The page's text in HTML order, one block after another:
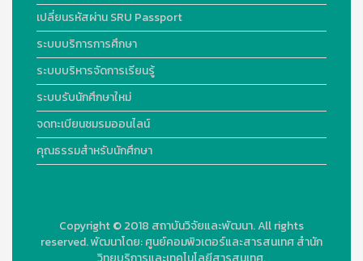
เปลี่ยนรหัสผ่าน SRU Passport
ระบบบริการการศึกษา
ระบบบริหารจัดการเรียนรู้
ระบบรับนักศึกษาใหม่
จดทะเบียนชมรมออนไลน์
คุณธรรมสำหรับนักศึกษา
Copyright © 2018 สถาบันวิจัยและพัฒนา. All rights
reserved.พัฒนาโดย:ศูนย์คอมพิวเตอร์และสารสนเทศ สำนัก